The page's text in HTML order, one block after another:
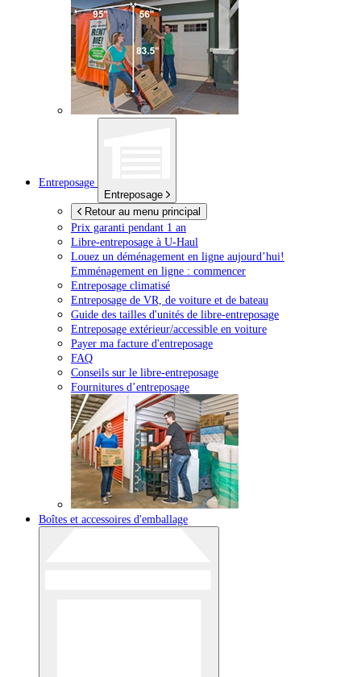
Entreposage
Entreposage
Retour au menu principal
Prix garanti pendant 1 an
Libre-entreposage à U-Haul
Louez un déménagement en ligne aujourd’hui!
Emménagement en ligne : commencer
Entreposage climatisé
Entreposage de VR, de voiture et de bateau
Guide des tailles d'unités de libre-entreposage
Entreposage extérieur/accessible en voiture
Payer ma facture d'entreposage
FAQ
Conseils sur le libre-entreposage
Fournitures d’entreposage
Boîtes et accessoires d'emballage